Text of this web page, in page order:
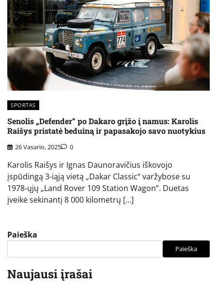
SPORTAS
Senolis „Defender“ po Dakaro grįžo į namus: Karolis
Raišys pristatė beduiną ir papasakojo savo nuotykius
26 Vasario, 2025 0
Karolis Raišys ir Ignas Daunoravičius iškovojo
įspūdingą 3-iąją vietą „Dakar Classic“ varžybose su
1978-ųjų „Land Rover 109 Station Wagon“. Duetas
įveikė sekinantį 8 000 kilometrų […]
Paieška
Paieška
Naujausi įrašai